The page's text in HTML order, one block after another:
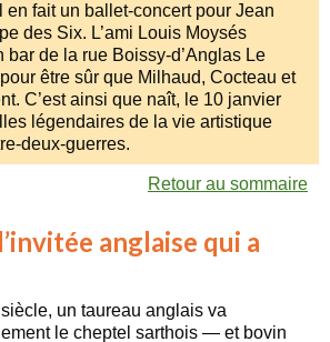
fait un ballet-concert pour Jean
des Six. L’ami Louis Moysés
bar de la rue Boissy-d’Anglas Le
être sûr que Milhaud, Cocteau et
C’est ainsi que naît, le 10 janvier
légendaires de la vie artistique
deux-guerres.
Retour au sommaire
anglaise qui a
un taureau anglais va
le cheptel sarthois — et bovin